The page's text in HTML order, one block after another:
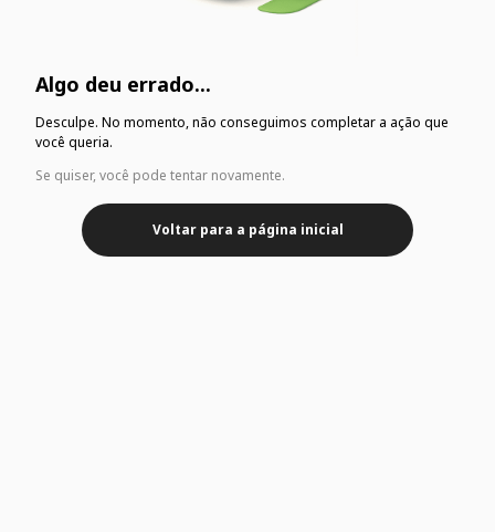
Algo deu errado...
Desculpe. No momento, não conseguimos completar a ação que
você queria.
Se quiser, você pode tentar novamente.
Voltar para a página inicial